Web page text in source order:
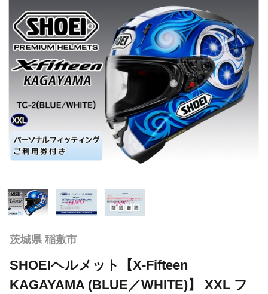
茨城県 稲敷市
SHOEIヘルメット【X-Fifteen
KAGAYAMA (BLUE／WHITE)】 XXL フ